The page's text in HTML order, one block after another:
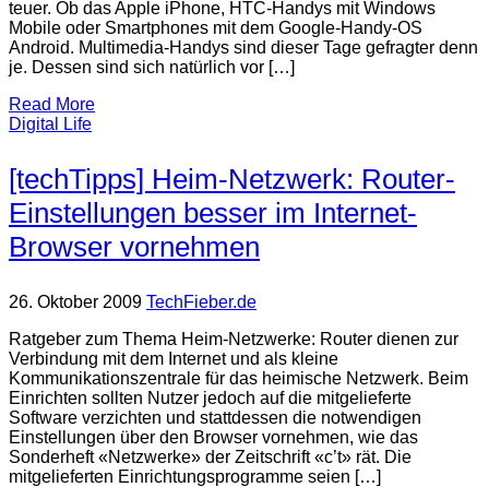
teuer. Ob das Apple iPhone, HTC-Handys mit Windows
Mobile oder Smartphones mit dem Google-Handy-OS
Android. Multimedia-Handys sind dieser Tage gefragter denn
je. Dessen sind sich natürlich vor […]
Read More
Digital Life
[techTipps] Heim-Netzwerk: Router-
Einstellungen besser im Internet-
Browser vornehmen
26. Oktober 2009 TechFieber.de
Ratgeber zum Thema Heim-Netzwerke: Router dienen zur
Verbindung mit dem Internet und als kleine
Kommunikationszentrale für das heimische Netzwerk. Beim
Einrichten sollten Nutzer jedoch auf die mitgelieferte
Software verzichten und stattdessen die notwendigen
Einstellungen über den Browser vornehmen, wie das
Sonderheft «Netzwerke» der Zeitschrift «c’t» rät. Die
mitgelieferten Einrichtungsprogramme seien […]